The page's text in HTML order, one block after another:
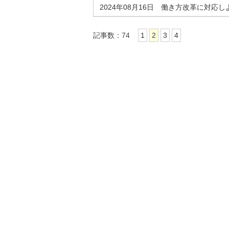
2024年08月16日 働き方改革に対応し
記事数：74 1 2 3 4